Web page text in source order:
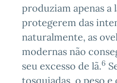
produziam apenas a
protegerem das
naturalmente, as
modernas não
seu excesso de lã.6
tosquiadas, o peso e